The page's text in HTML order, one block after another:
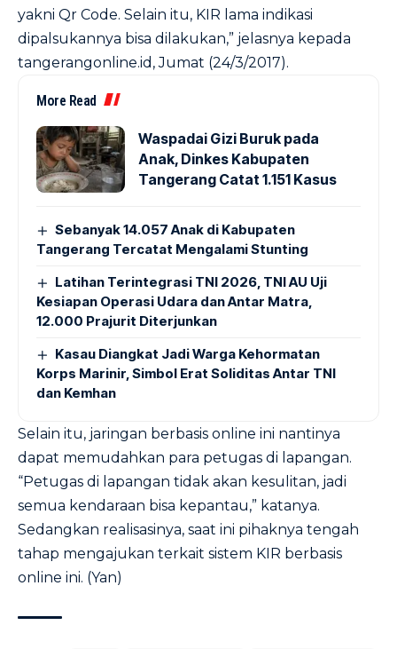
yakni Qr Code. Selain itu, KIR lama indikasi
dipalsukannya bisa dilakukan,” jelasnya kepada
tangerangonline.id , Jumat (24/3/2017).
More Read
Waspadai Gizi Buruk pada
Anak, Dinkes Kabupaten
Tangerang Catat 1.151 Kasus
Sebanyak 14.057 Anak di Kabupaten
Tangerang Tercatat Mengalami Stunting
Latihan Terintegrasi TNI 2026, TNI AU Uji
Kesiapan Operasi Udara dan Antar Matra,
12.000 Prajurit Diterjunkan
Kasau Diangkat Jadi Warga Kehormatan
Korps Marinir, Simbol Erat Soliditas Antar TNI
dan Kemhan
Selain itu, jaringan berbasis online ini nantinya
dapat memudahkan para petugas di lapangan.
“Petugas di lapangan tidak akan kesulitan, jadi
semua kendaraan bisa kepantau,” katanya.
Sedangkan realisasinya, saat ini pihaknya tengah
tahap mengajukan terkait sistem KIR berbasis
online ini. (Yan)